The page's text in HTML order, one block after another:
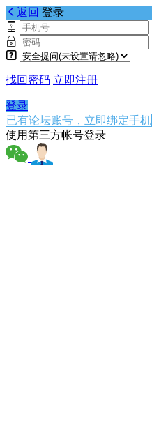
返回 登录
找回密码 立即注册
登录
已有论坛账号，立即绑定手机
使用第三方帐号登录